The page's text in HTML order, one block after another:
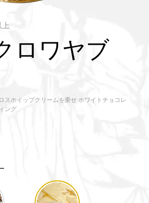
上
ロワヤブ
スホイップクリームを乗せ ホワイトチョコレ
ング